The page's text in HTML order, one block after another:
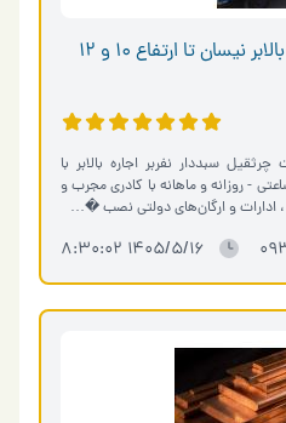
اجاره بالابر و نیسان بالابر و بالابر نیسان تا ارتفاع 10 و 12
سبددار نفربر اجاره بالابر با
متر بصورت ساعتی - روزانه و ماهانه با کادری مجرب و
1405/5/16 8:30:02